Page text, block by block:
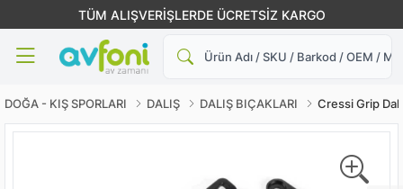
TÜM ALIŞVERİŞLERDE ÜCRETSİZ KARGO
DOĞA - KIŞ SPORLARI DALIŞ DALIŞ BIÇAKLARI Cressi Grip